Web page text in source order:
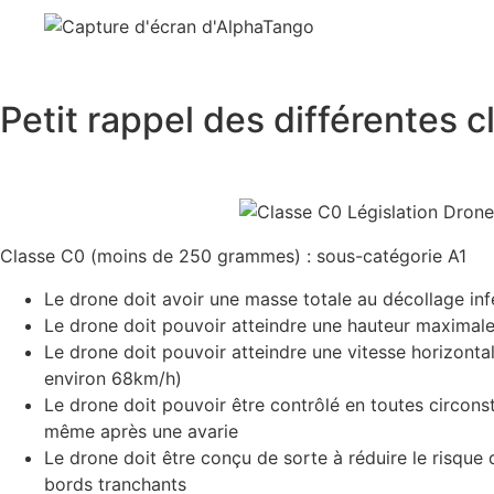
Petit rappel des différentes
Classe C0 (moins de 250 grammes) : sous-catégorie A1
Le drone doit avoir une masse totale au décollage
Le drone doit pouvoir atteindre une hauteur
Le drone doit pouvoir atteindre une vitesse
environ 68km/h)
Le drone doit pouvoir être contrôlé en toutes
même après une avarie
Le drone doit être conçu de sorte à réduire le risque
bords tranchants